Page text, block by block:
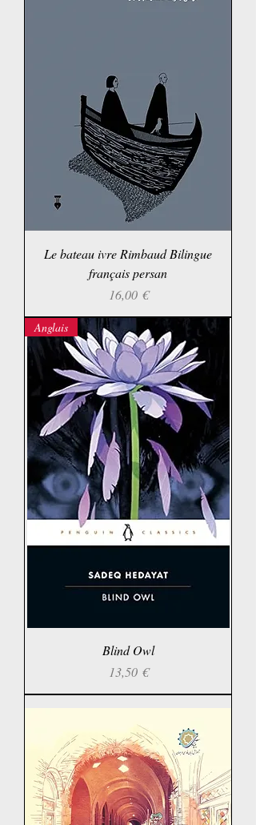
Le bateau ivre Rimbaud Bilingue
français persan
Prix
16,00 €
Anglais
Blind Owl
Prix
13,50 €